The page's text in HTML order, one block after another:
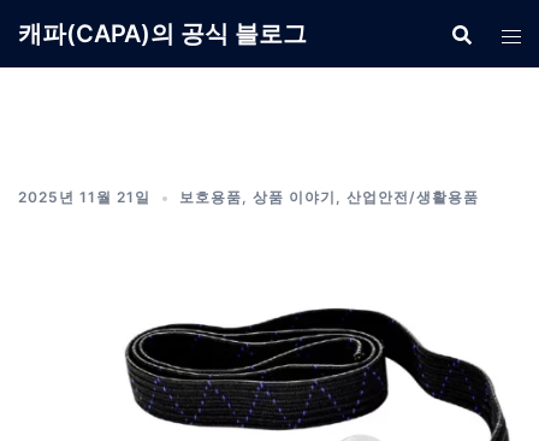
캐파(CAPA)의 공식 블로그
2025년 11월 21일 보호용품, 상품 이야기 , 산업안전/생활용품